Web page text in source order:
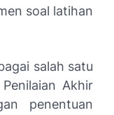
soal latihan
salah satu
Akhir
penentuan